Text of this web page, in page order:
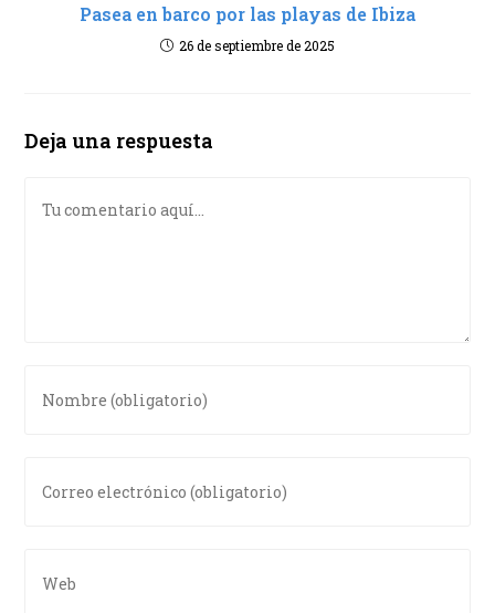
Pasea en barco por las playas de Ibiza
26 de septiembre de 2025
Deja una respuesta